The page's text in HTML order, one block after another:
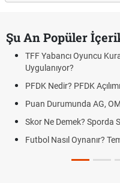
Şu An Popüler
TFF Yabancı Oyuncu
Uygulanıyor?
PFDK Nedir? PFDK
Puan Durumunda AG,
Skor Ne Demek? Sporda
Futbol Nasıl Oynanır?